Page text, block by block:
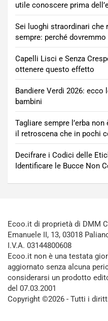
utile conoscere prima
Sei luoghi straordinari che
sempre: perché
Capelli Lisci e Senza
ottenere questo effetto
Bandiere Verdi 2026:
bambini
Tagliare sempre l’erba
il retroscena che in pochi
Decifrare i Codici delle
Identificare le Bucce Non
Ecoo.it di proprietà di DMM
Emanuele II, 13, 03018
I.V.A. 03144800608
Ecoo.it non è una testata
aggiornato senza alcuna
considerarsi un prodotto
del 07.03.2001
Copyright ©2026 - Tutti i